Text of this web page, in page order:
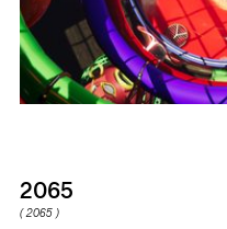
2065
(2065)